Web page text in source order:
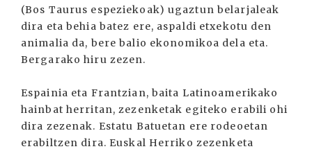
(Bos Taurus espeziekoak) ugaztun belarjaleak
dira eta behia batez ere, aspaldi etxekotu den
animalia da, bere balio ekonomikoa dela eta.
Bergarako hiru zezen.
Espainia eta Frantzian, baita Latinoamerikako
hainbat herritan, zezenketak egiteko erabili ohi
dira zezenak. Estatu Batuetan ere rodeoetan
erabiltzen dira. Euskal Herriko zezenketa